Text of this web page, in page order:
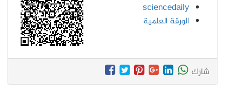
sciencedaily
الورقة العلمية
شارك